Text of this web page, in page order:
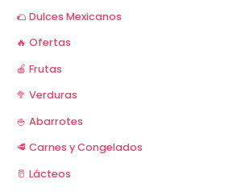
🌮 Dulces Mexicanos
🔥 Ofertas
🍎 Frutas
🥦 Verduras
🍚 Abarrotes
🥩 Carnes y Congelados
🥛 Lácteos